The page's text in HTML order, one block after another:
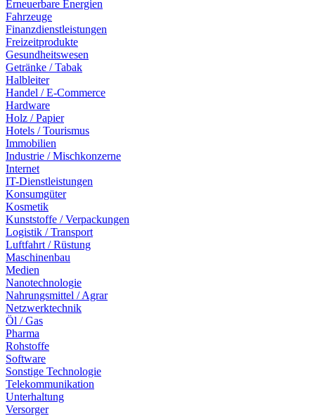
Erneuerbare Energien
Fahrzeuge
Finanzdienstleistungen
Freizeitprodukte
Gesundheitswesen
Getränke / Tabak
Halbleiter
Handel / E-Commerce
Hardware
Holz / Papier
Hotels / Tourismus
Immobilien
Industrie / Mischkonzerne
Internet
IT-Dienstleistungen
Konsumgüter
Kosmetik
Kunststoffe / Verpackungen
Logistik / Transport
Luftfahrt / Rüstung
Maschinenbau
Medien
Nanotechnologie
Nahrungsmittel / Agrar
Netzwerktechnik
Öl / Gas
Pharma
Rohstoffe
Software
Sonstige Technologie
Telekommunikation
Unterhaltung
Versorger